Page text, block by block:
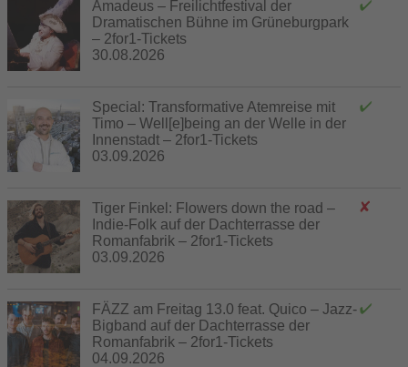
Amadeus – Freilichtfestival der
Dramatischen Bühne im Grüneburgpark
– 2for1-Tickets
30.08.2026
Special: Transformative Atemreise mit
Timo – Well[e]being an der Welle in der
Innenstadt – 2for1-Tickets
03.09.2026
Tiger Finkel: Flowers down the road –
Indie-Folk auf der Dachterrasse der
Romanfabrik – 2for1-Tickets
03.09.2026
FÄZZ am Freitag 13.0 feat. Quico – Jazz-
Bigband auf der Dachterrasse der
Romanfabrik – 2for1-Tickets
04.09.2026